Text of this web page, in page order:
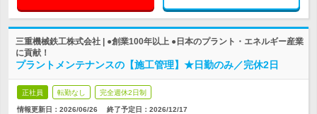
三重機械鉄工株式会社 | ●創業100年以上 ●日本のプラント・エネルギー産業
に貢献！
プラントメンテナンスの【施工管理】★日勤のみ／完休2日
正社員 転勤なし 完全週休2日制
情報更新日：2026/06/26 終了予定日： 2026/12/17